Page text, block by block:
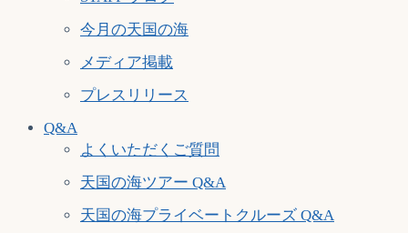
今月の天国の海
メディア掲載
プレスリリース
Q&A
よくいただくご質問
天国の海ツアー Q&A
天国の海プライベートクルーズ Q&A